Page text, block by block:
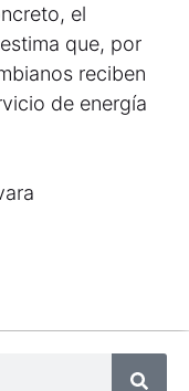
el
que, por
reciben
de energía